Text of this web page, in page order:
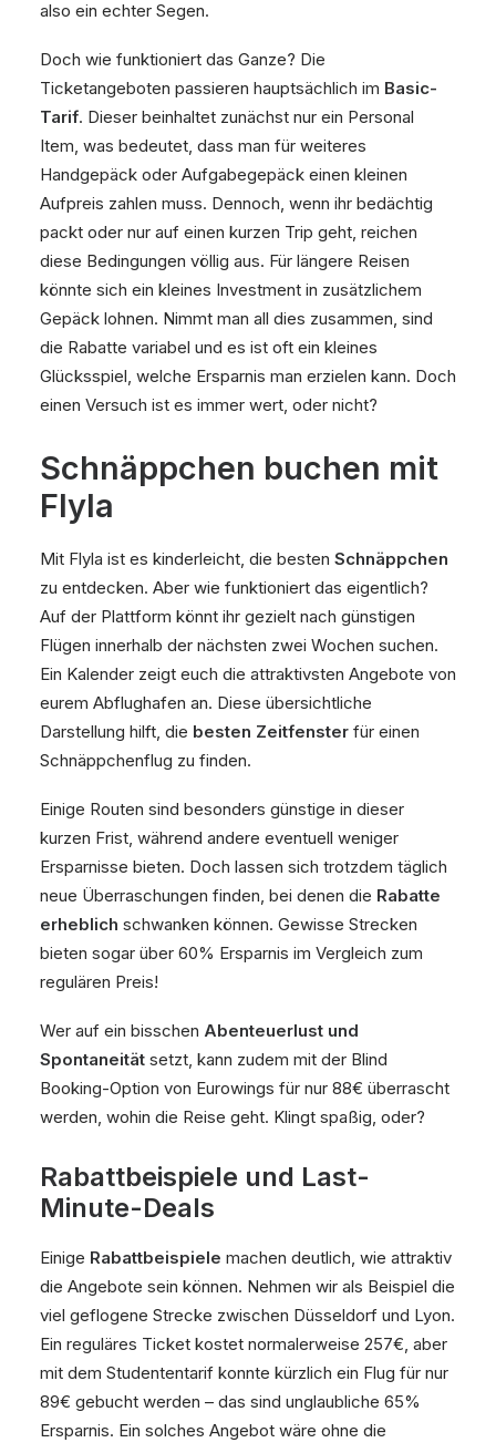
also ein echter Segen.
Doch wie funktioniert das Ganze? Die
Ticketangeboten passieren hauptsächlich im Basic-
Tarif. Dieser beinhaltet zunächst nur ein Personal
Item, was bedeutet, dass man für weiteres
Handgepäck oder Aufgabegepäck einen kleinen
Aufpreis zahlen muss. Dennoch, wenn ihr bedächtig
packt oder nur auf einen kurzen Trip geht, reichen
diese Bedingungen völlig aus. Für längere Reisen
könnte sich ein kleines Investment in zusätzlichem
Gepäck lohnen. Nimmt man all dies zusammen, sind
die Rabatte variabel und es ist oft ein kleines
Glücksspiel, welche Ersparnis man erzielen kann. Doch
einen Versuch ist es immer wert, oder nicht?
Schnäppchen buchen mit
Flyla
Mit Flyla ist es kinderleicht, die besten Schnäppchen
zu entdecken. Aber wie funktioniert das eigentlich?
Auf der Plattform könnt ihr gezielt nach günstigen
Flügen innerhalb der nächsten zwei Wochen suchen.
Ein Kalender zeigt euch die attraktivsten Angebote von
eurem Abflughafen an. Diese übersichtliche
Darstellung hilft, die besten Zeitfenster für einen
Schnäppchenflug zu finden.
Einige Routen sind besonders günstige in dieser
kurzen Frist, während andere eventuell weniger
Ersparnisse bieten. Doch lassen sich trotzdem täglich
neue Überraschungen finden, bei denen die Rabatte
erheblich schwanken können. Gewisse Strecken
bieten sogar über 60% Ersparnis im Vergleich zum
regulären Preis!
Wer auf ein bisschen Abenteuerlust und
Spontaneität setzt, kann zudem mit der Blind
Booking-Option von Eurowings für nur 88€ überrascht
werden, wohin die Reise geht. Klingt spaßig, oder?
Rabattbeispiele und Last-
Minute-Deals
Einige Rabattbeispiele machen deutlich, wie attraktiv
die Angebote sein können. Nehmen wir als Beispiel die
viel geflogene Strecke zwischen Düsseldorf und Lyon.
Ein reguläres Ticket kostet normalerweise 257€, aber
mit dem Studententarif konnte kürzlich ein Flug für nur
89€ gebucht werden – das sind unglaubliche 65%
Ersparnis. Ein solches Angebot wäre ohne die